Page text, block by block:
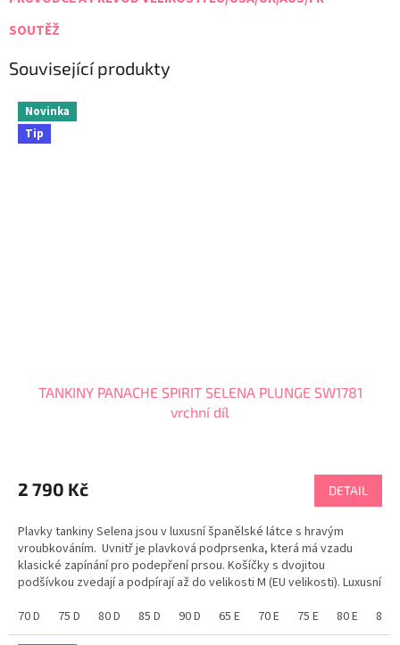
SOUTĚŽ
Související produkty
Novinka
Tip
TANKINY PANACHE SPIRIT SELENA PLUNGE SW1781
vrchní díl
2 790 Kč DETAIL
Plavky tankiny Selena jsou v luxusní španělské látce s hravým
vroubkováním. Uvnitř je plavková podprsenka, která má vzadu
klasické zapínání pro podepření prsou. Košíčky s dvojitou
podšívkou zvedají a podpírají až do velikosti M (EU velikosti). Luxusní
70 D
75 D 80 D 85 D 90 D 65 E 70 E 75 E 80 E 85 E